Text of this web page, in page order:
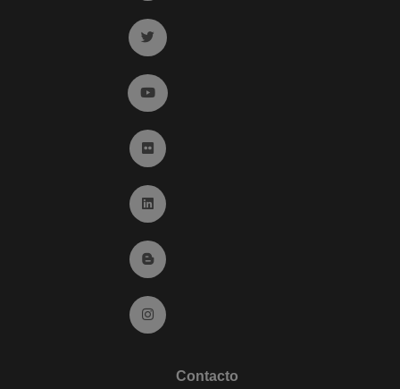
Ir a twitter (abre en ventana nueva)
Ir a YouTube (abre en ventana nueva)
Ir a Flickr (abre en ventana nueva)
Ir a Linkedin (abre en ventana nueva)
Ir al Blog (abre en ventana nueva)
Ir a Instagram (abre en ventana nueva)
Contacto